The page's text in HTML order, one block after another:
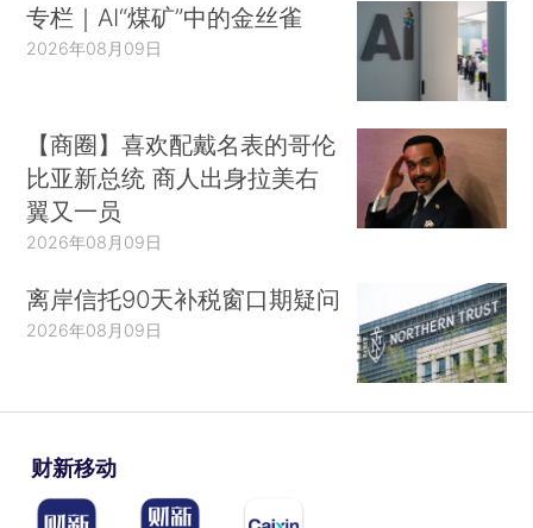
专栏｜AI“煤矿”中的金丝雀
2026年08月09日
【商圈】喜欢配戴名表的哥伦
比亚新总统 商人出身拉美右
翼又一员
2026年08月09日
离岸信托90天补税窗口期疑问
2026年08月09日
财新移动